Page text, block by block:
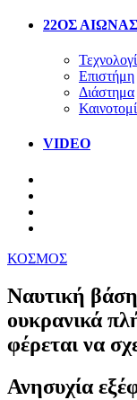
22ΟΣ ΑΙΩΝΑΣ
Επιστήμη
Διάστημα
VIDEO
ΚΟΣΜΟΣ
Ναυτική
ουκρανικά
φέρεται να
Ανησυχία